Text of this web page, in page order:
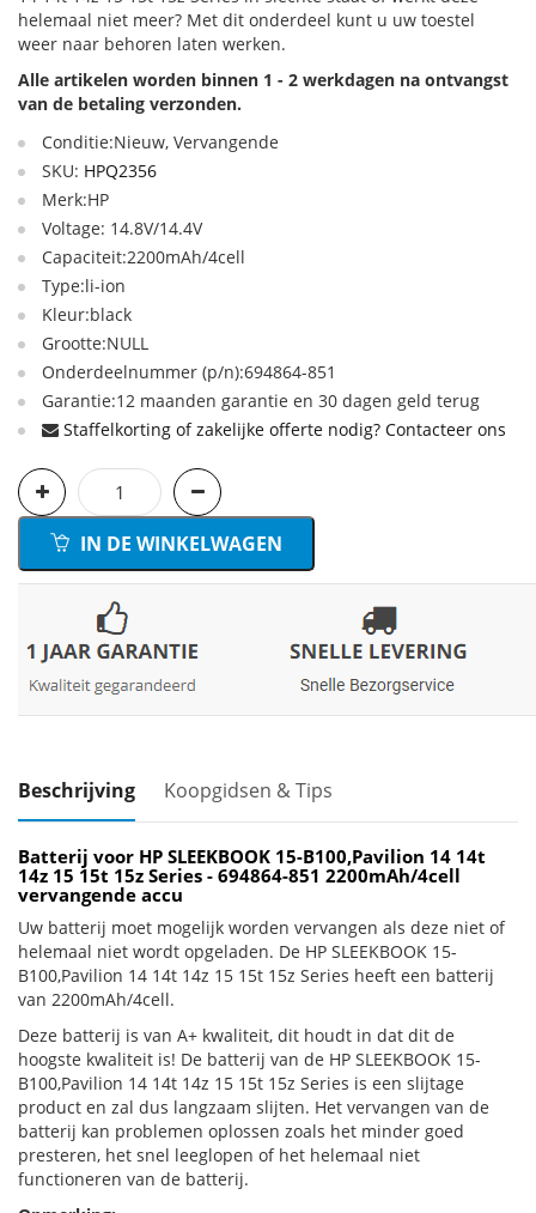
helemaal niet meer? Met dit onderdeel kunt u uw toestel
weer naar behoren laten werken.
Alle artikelen worden binnen 1 - 2 werkdagen na ontvangst
van de betaling verzonden.
Conditie:Nieuw, Vervangende
SKU: HPQ2356
Merk:HP
Voltage: 14.8V/14.4V
Capaciteit:2200mAh/4cell
Type:li-ion
Kleur:black
Grootte:NULL
Onderdeelnummer (p/n):694864-851
Garantie:12 maanden garantie en 30 dagen geld terug
Staffelkorting of zakelijke offerte nodig? Contacteer ons
IN DE WINKELWAGEN
Beschrijving Koopgidsen & Tips
Batterij voor HP SLEEKBOOK 15-B100,Pavilion 14 14t
14z 15 15t 15z Series - 694864-851 2200mAh/4cell
vervangende accu
Uw batterij moet mogelijk worden vervangen als deze niet of
helemaal niet wordt opgeladen. De HP SLEEKBOOK 15-
B100,Pavilion 14 14t 14z 15 15t 15z Series heeft een batterij
van 2200mAh/4cell.
Deze batterij is van A+ kwaliteit, dit houdt in dat dit de
hoogste kwaliteit is! De batterij van de HP SLEEKBOOK 15-
B100,Pavilion 14 14t 14z 15 15t 15z Series is een slijtage
product en zal dus langzaam slijten. Het vervangen van de
batterij kan problemen oplossen zoals het minder goed
presteren, het snel leeglopen of het helemaal niet
functioneren van de batterij.